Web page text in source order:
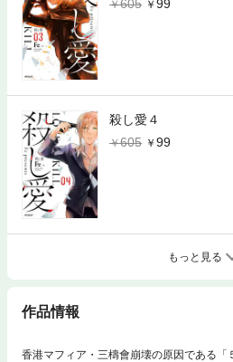
605
99
殺し愛４
605
99
もっと見る
作品情報
香港マフィア・三檮會崩壊の原因である「